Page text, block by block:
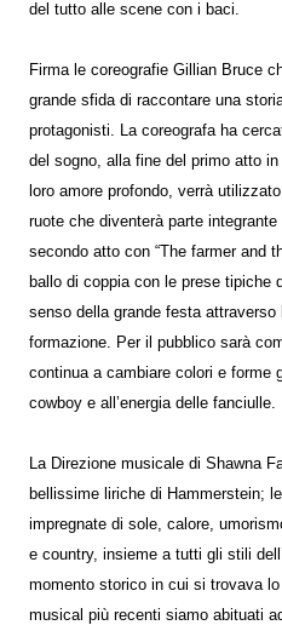
del tutto alle scene con i baci.
Firma le coreografie Gillian Bruce
grande sfida di raccontare una
protagonisti. La coreografa ha
del sogno, alla fine del primo atto
loro amore profondo, verrà
ruote che diventerà parte integrante
secondo atto con “The farmer and
ballo di coppia con le prese tipiche
senso della grande festa attraverso
formazione. Per il pubblico sarà
continua a cambiare colori e forme
cowboy e all’energia delle fanciulle.
La Direzione musicale di Shawna
bellissime liriche di Hammerstein;
impregnate di sole, calore,
e country, insieme a tutti gli stili
momento storico in cui si trovava lo
musical più recenti siamo abituati